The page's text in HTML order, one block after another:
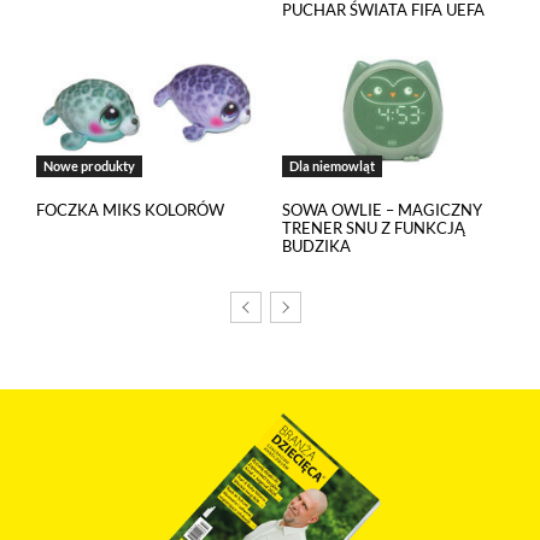
PUCHAR ŚWIATA FIFA UEFA
Nowe produkty
FOCZKA MIKS KOLORÓW
Dla niemowląt
SOWA OWLIE – MAGICZNY
TRENER SNU Z FUNKCJĄ
BUDZIKA
cookies, kliknij w poniższy przycisk.
Akceptuję wszystkie pliki cookies
Niezbędne pliki cookies
Te pliki cookies pozostają zawsze aktywne i nie masz
którym w sposób prawidłowy funkcjonują m.in. formularze
na stronie oraz mechanizm logowania do konta użytkownika
przez Ciebie ustawieniach plików cookies.
Korzystamy z Google Analytics, czyli narzędzia
pozwalającego na gromadzenie, przeglądanie i analizę